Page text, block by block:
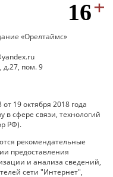
«Орелтаймс»
д.27, пом. 9
19 октября 2018 года
в сфере связи, технологий
РФ).
рекомендательные
предоставления
и анализа сведений,
сети "Интернет",